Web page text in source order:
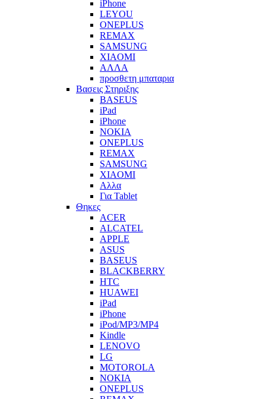
iPhone
LEYOU
ONEPLUS
REMAX
SAMSUNG
XIAOMI
ΑΛΛΑ
προσθετη μπαταρια
Βασεις Στηριξης
BASEUS
iPad
iPhone
NOKIA
ONEPLUS
REMAX
SAMSUNG
XIAOMI
Αλλα
Για Tablet
Θηκες
ACER
ALCATEL
APPLE
ASUS
BASEUS
BLACKBERRY
HTC
HUAWEI
iPad
iPhone
iPod/MP3/MP4
Kindle
LENOVO
LG
MOTOROLA
NOKIA
ONEPLUS